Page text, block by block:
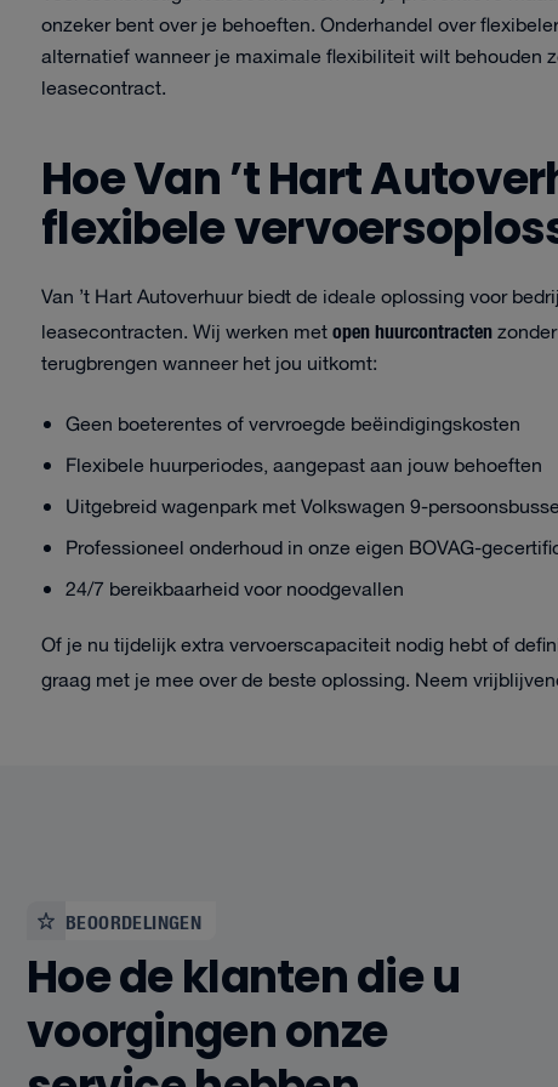
onzeker bent over je behoeften. Onderhandel over
alternatief wanneer je maximale flexibiliteit wilt behouden
leasecontract.
Hoe Van ’t Hart
flexibele
Van ’t Hart Autoverhuur biedt de ideale oplossing voor
leasecontracten. Wij werken metopen huurcontracten
terugbrengen wanneer het jou uitkomt:
Geen boeterentes of vervroegde beëindigingskosten
Flexibele huurperiodes, aangepast aan jouw behoeften
Uitgebreid wagenpark met Volkswagen 9-
Professioneel onderhoud in onze eigen BOVAG-
24/7 bereikbaarheid voor noodgevallen
Of je nu tijdelijk extra vervoerscapaciteit nodig hebt of
graag met je mee over de beste oplossing. Neem
BEOORDELINGEN
Hoe de klanten die u
voorgingen onze